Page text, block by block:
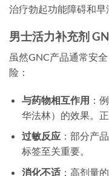
治疗勃起功能障碍和早
男士活力补充剂
虽然GNC产品通常安
险：
与药物相互作用 ：
华法林）的效果。
过敏反应：部分产
标签至关重要。
消化不适：高剂量